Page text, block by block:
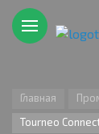
Главная
Tourneo